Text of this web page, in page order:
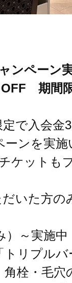
ンペーン
OFF 期間
で入会金
ンを実
ケットも
いた方の
～実施中
トリプル
栓・毛穴